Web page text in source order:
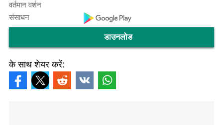
वर्तमान वर्शन
संसाधन
डाउनलोड
के साथ शेयर करें: